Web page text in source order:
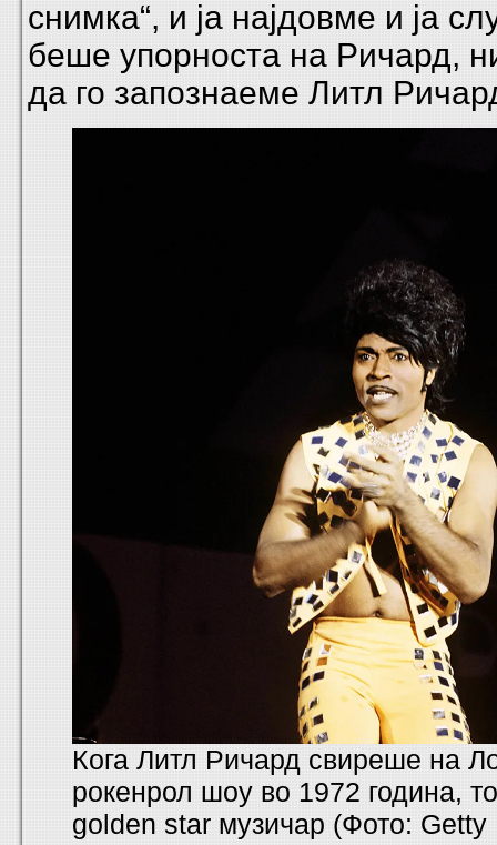
снимка“, и ја најдовме и ја
беше упорноста на Ричард,
да го запознаеме Литл
Кога Литл Ричард свиреше на
рокенрол шоу во 1972 година,
golden star музичар (Фото: Getty